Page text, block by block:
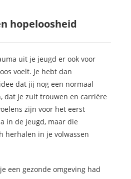
hopeloosheid
uit je jeugd er ook voor
voelt. Je hebt dan
dat jij nog een normaal
dat je zult trouwen en carrière
zijn voor het eerst
in de jeugd, maar die
herhalen in je volwassen
een gezonde omgeving had